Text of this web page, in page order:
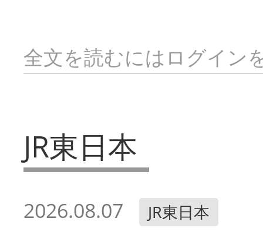
全文を読むにはログイン
JR東日本
2026.08.07 JR東日本